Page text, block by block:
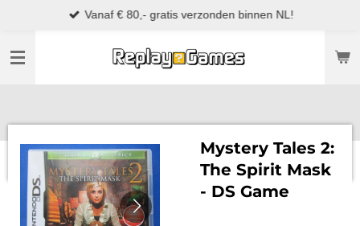
naar
Vanaf € 80,- gratis verzonden binnen NL!
Mystery Tales 2:
The Spirit Mask
- DS Game